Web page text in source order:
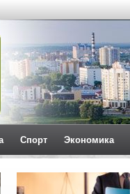
Спорт Экономика